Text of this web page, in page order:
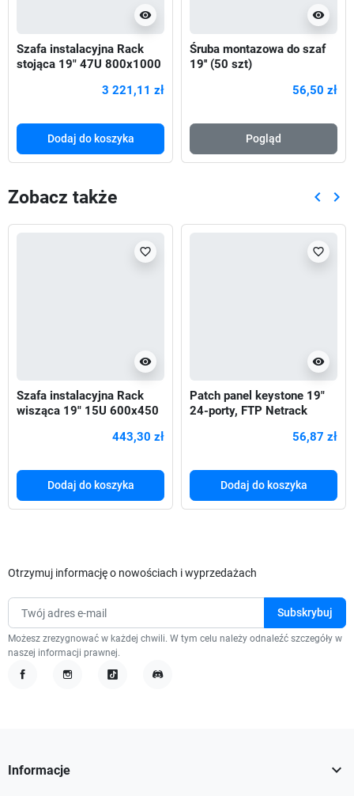
visibility
Szafa instalacyjna Rack
stojąca 19" 47U 800x1000
3 221,11 zł
Dodaj do koszyka
visibility
Śruba montazowa do szaf
19'' (50 szt)
56,50 zł
Pogląd
Zobacz także keyboard_arrow_left keyboard_arrow_right
visibility
favorite_border
Szafa instalacyjna Rack
wisząca 19" 15U 600x450
443,30 zł
Dodaj do koszyka
visibility
favorite_border
Patch panel keystone 19"
24-porty, FTP Netrack
56,87 zł
Dodaj do koszyka
Otrzymuj informację o nowościach i wyprzedażach
Możesz zrezygnować w każdej chwili. W tym celu należy odnaleźć szczegóły w
naszej informacji prawnej.
Informacje
